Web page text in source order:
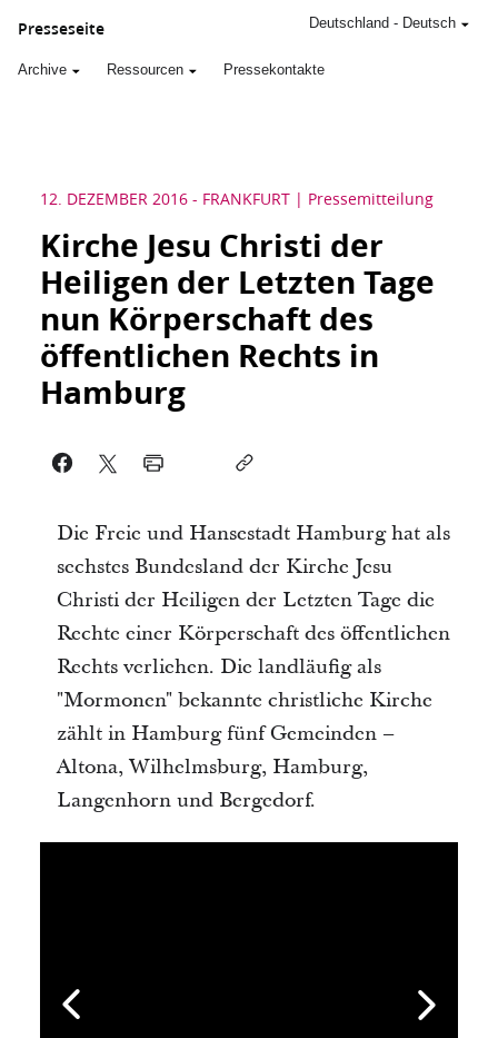
Presseseite
Archive Ressourcen Pressekontakte
Deutschland - Deutsch
12. DEZEMBER 2016 - FRANKFURT Pressemitteilung
Kirche Jesu Christi der
Heiligen der Letzten Tage
nun Körperschaft des
öffentlichen Rechts in
Hamburg
Die Freie und Hansestadt Hamburg hat als
sechstes Bundesland der Kirche Jesu
Christi der Heiligen der Letzten Tage die
Rechte einer Körperschaft des öffentlichen
Rechts verliehen. Die landläufig als
"Mormonen" bekannte christliche Kirche
zählt in Hamburg fünf Gemeinden –
Altona, Wilhelmsburg, Hamburg,
Langenhorn und Bergedorf.